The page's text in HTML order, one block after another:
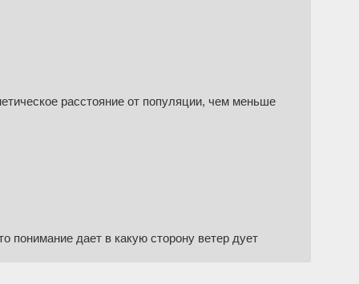
расстояние от популяции, чем меньше
понимание дает в какую сторону ветер дует